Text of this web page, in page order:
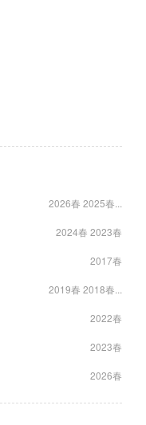
2026春 2025春...
2024春 2023春
2017春
2019春 2018春...
2022春
2023春
2026春